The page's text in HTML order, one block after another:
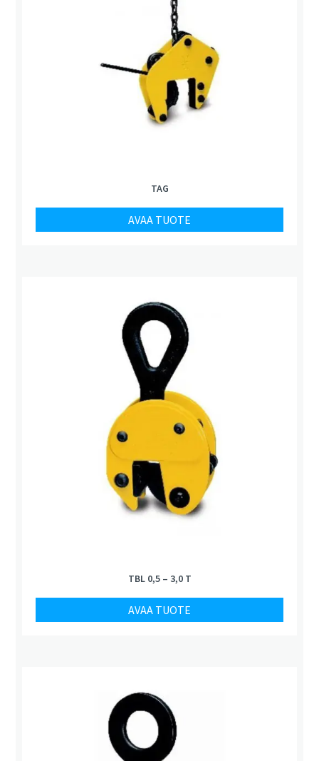
TAG
AVAA TUOTE
TBL 0,5 – 3,0 T
AVAA TUOTE